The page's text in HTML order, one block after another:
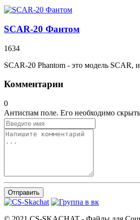
SCAR-20 Фантом
1634
SCAR-20 Phantom - это модель SCAR,
Комментарии
0
Антиспам поле. Его необходимо скрыть
Отправить